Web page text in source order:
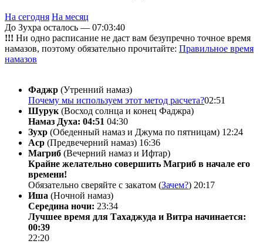
На сегодня На месяц
До Зухра осталось — 07:03:40
!!! Ни одно расписание не даст вам безупречно точное время
намазов, поэтому обязательно прочитайте: Правильное время
намазов
Фаджр (Утренний намаз)
Почему мы используем этот метод расчета?02:51
Шурук (Восход солнца и конец Фаджра)
Намаз Духа: 04:51 04:30
Зухр (Обеденный намаз и Джума по пятницам) 12:24
Аср (Предвечерний намаз) 16:36
Магриб (Вечерний намаз и Ифтар)
Крайне желательно совершить Магриб в начале его
времени!
Обязательно сверяйте с закатом (Зачем?) 20:17
Иша (Ночной намаз)
Середина ночи: 23:34
Лучшее время для Тахаджуда и Витра начинается:
00:39
22:20